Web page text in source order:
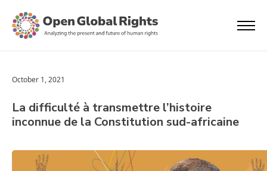
October 1, 2021
La difficulté à transmettre l’histoire
inconnue de la Constitution sud-africaine